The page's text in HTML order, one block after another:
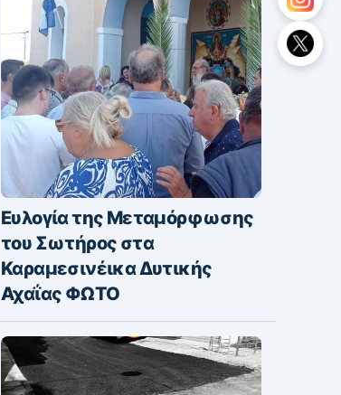
Ευλογία της Μεταμόρφωσης
του Σωτήρος στα
Καραμεσινέικα Δυτικής
Αχαΐας ΦΩΤΟ